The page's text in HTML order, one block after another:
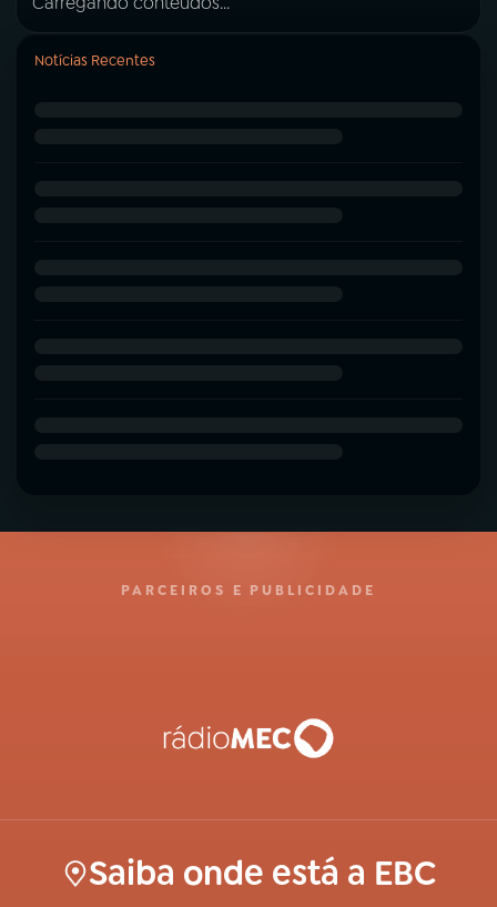
Notícias Recentes
PARCEIROS E PUBLICIDADE
Saiba onde está a EBC